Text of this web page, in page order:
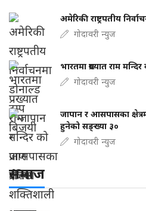
अमेरिकी राष्ट्रपतीय
गोदावरी न्युज
भारतमा प्रख्यात राम मन्दिर को
गोदावरी न्युज
जापान र आसपासका
हुनेको सङ्ख्या ३०
गोदावरी न्युज
समाज